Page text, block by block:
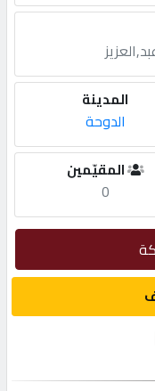
المدينة
الدوحة
المقيّمين
0